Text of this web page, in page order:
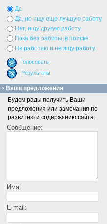
Да
Да, но ищу еще лучшую работу
Нет, ищу другую работу
Пока без работы, в поиске
Не работаю и не ищу работу
Ваши предложения
Будем рады получить Ваши
предложения или замечания по
развитию и содержанию сайта.
Сообщение:
Имя:
E-mail: